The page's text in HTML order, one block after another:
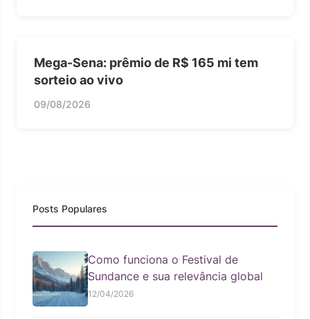
Mega-Sena: prêmio de R$ 165 mi tem
sorteio ao vivo
09/08/2026
Posts Populares
Como funciona o Festival de
Sundance e sua relevância global
12/04/2026